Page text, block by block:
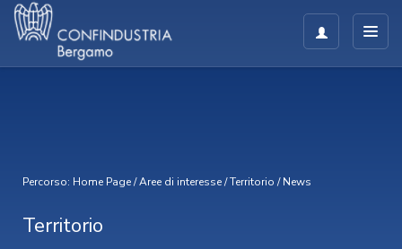
Percorso: Home Page/Aree di interesse/Territorio /News
Territorio